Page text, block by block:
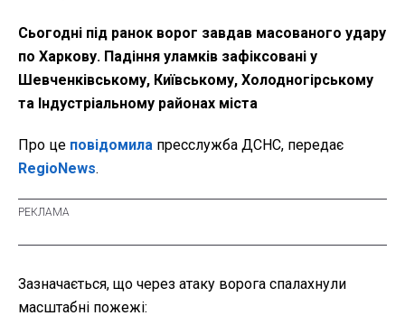
Сьогодні під ранок ворог завдав масованого удару
по Харкову. Падіння уламків зафіксовані у
Шевченківському, Київському, Холодногірському
та Індустріальному районах міста
Про це повідомила пресслужба ДСНС, передає
RegioNews.
Зазначається, що через атаку ворога спалахнули
масштабні пожежі: